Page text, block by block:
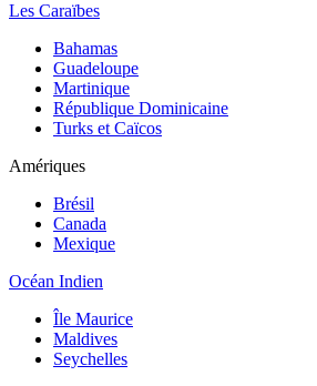
Les Caraïbes
Bahamas
Guadeloupe
Martinique
République Dominicaine
Turks et Caïcos
Amériques
Brésil
Canada
Mexique
Océan Indien
Île Maurice
Maldives
Seychelles